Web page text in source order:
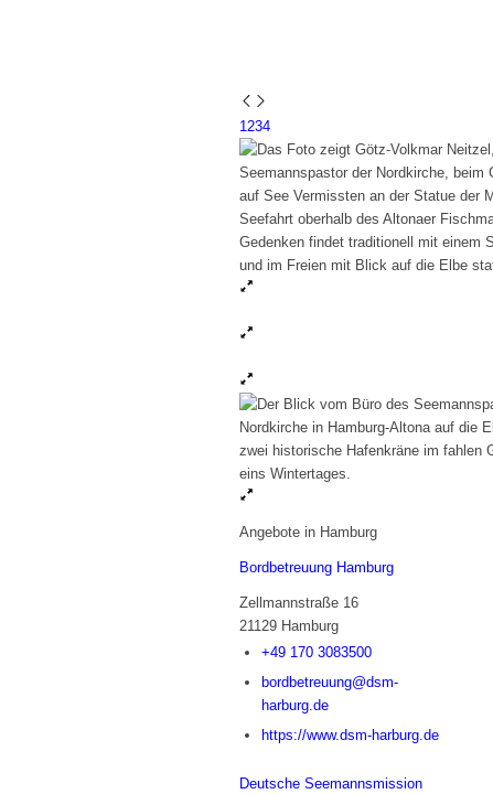
1234
Angebote in Hamburg
Bordbetreuung Hamburg
Zellmannstraße 16
21129 Hamburg
+49 170 3083500
bordbetreuung@dsm-
harburg.de
https://www.dsm-harburg.de
Deutsche Seemannsmission